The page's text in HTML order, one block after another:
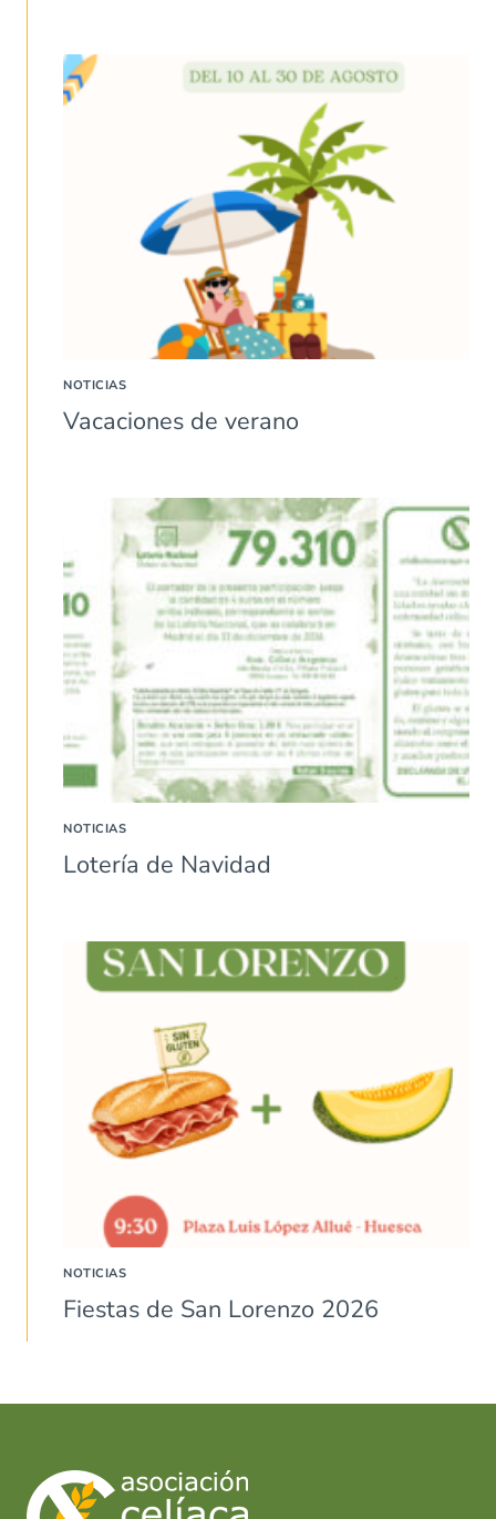
NOTICIAS
Vacaciones de verano
NOTICIAS
Lotería de Navidad
NOTICIAS
Fiestas de San Lorenzo 2026